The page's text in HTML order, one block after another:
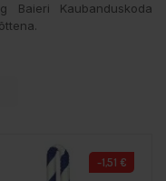
Baieri Kaubanduskoda
-1,51 €